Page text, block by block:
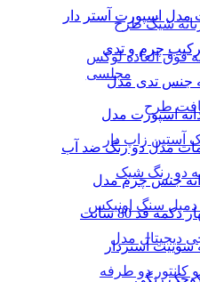
فوق العاده لوکس
مجلسی
آستین زاپ دار
دو رنگ شیک
دمبل سنگ اونیکس
اسپورت آستر دار
چرم و تدی
مدل دو رنگ ضد آب
قد 80 سانت
آستردار
رنگی